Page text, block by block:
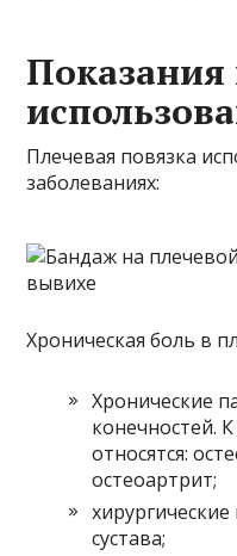
Показания
Плечевая повязка
заболеваниях:
Хроническая боль в
Хронические
конечностей.
относятся:
остеоартрит;
сустава;